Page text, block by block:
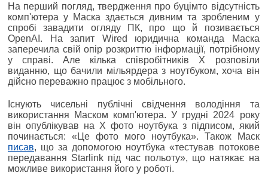
На перший погляд, твердження про буцімто відсутність
комп'ютера у Маска здається дивним та зробленим у
спробі завадити огляду ПК, про що й позивається
OpenAI. На запит Wired юридична команда Маска
заперечила свій опір розкриттю інформації, потрібному
у справі. Але кілька співробітників X розповіли
виданню, що бачили мільярдера з ноутбуком, хоча він
дійсно переважно працює з мобільного.
Існують чисельні публічні свідчення володіння та
використання Маском комп'ютера. У грудні 2024 року
він опублікував на X фото ноутбука з підписом, який
починається: «Це фото мого ноутбука». Також Маск
писав, що за допомогою ноутбука «тестував потокове
передавання Starlink під час польоту», що натякає на
можливе використання його у роботі.